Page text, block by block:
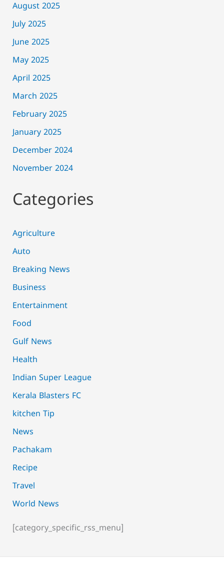
August 2025
July 2025
June 2025
May 2025
April 2025
March 2025
February 2025
January 2025
December 2024
November 2024
Categories
Agriculture
Auto
Breaking News
Business
Entertainment
Food
Gulf News
Health
Indian Super League
Kerala Blasters FC
kitchen Tip
News
Pachakam
Recipe
Travel
World News
[category_specific_rss_menu]